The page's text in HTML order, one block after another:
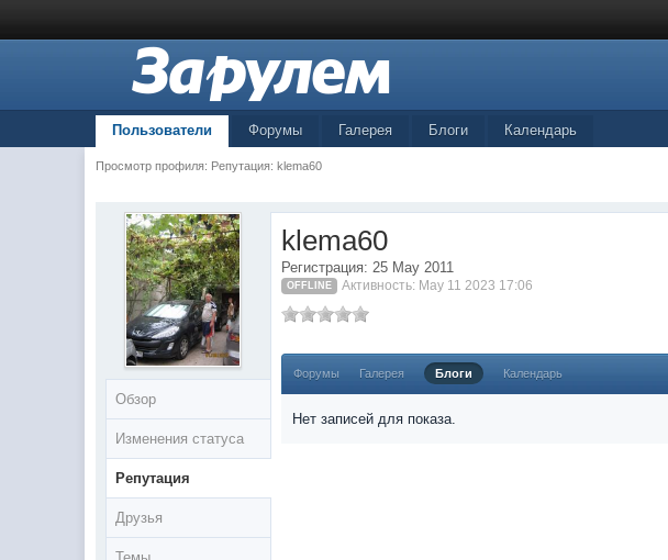
Пользователи Форумы Галерея Блоги Календарь
Просмотр профиля: Репутация: klema60
Обзор
Изменения статуса
Репутация
Друзья
klema60
Регистрация: 25 May 2011
OFFLINE Активность: May 11 2023 17:06
Форумы Галерея Блоги Календарь
Нет записей для показа.